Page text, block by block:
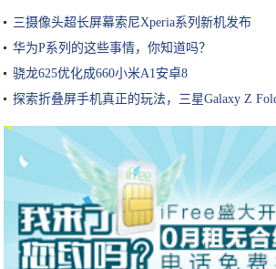
三摄像头超长屏幕索尼Xperia系列新机发布
华为P系列的这些事情，你知道吗？
骁龙625优化成660小米A1安卓8
探索折叠屏手机真正的玩法，三星Galaxy Z